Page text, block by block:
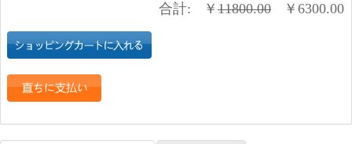
合計: ￥ 11800.00 ￥ 6300.00